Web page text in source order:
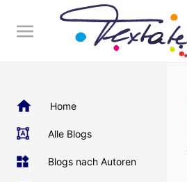
Home
Alle Blogs
Blogs nach Autoren